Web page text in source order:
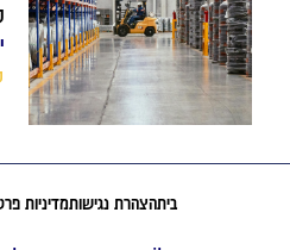
ביתהצהרת נגישותמדיניות